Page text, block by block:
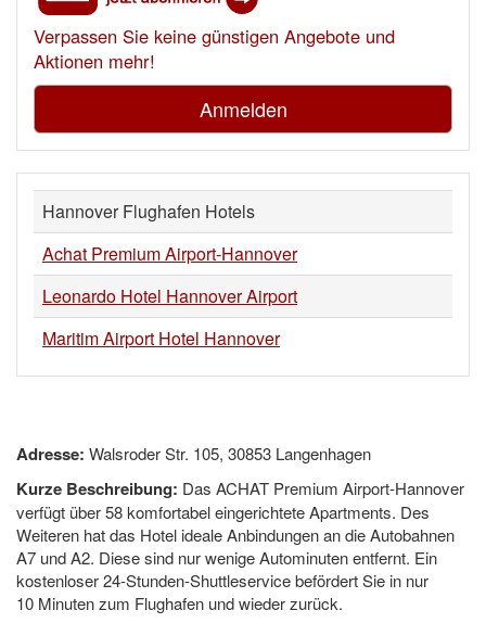
Verpassen Sie keine günstigen Angebote und
Aktionen mehr!
Anmelden
Hannover Flughafen Hotels
Achat Premium Airport-Hannover
Leonardo Hotel Hannover Airport
Maritim Airport Hotel Hannover
Adresse: Walsroder Str. 105, 30853 Langenhagen
Kurze Beschreibung: Das ACHAT Premium Airport-Hannover
verfügt über 58 komfortabel eingerichtete Apartments. Des
Weiteren hat das Hotel ideale Anbindungen an die Autobahnen
A7 und A2. Diese sind nur wenige Autominuten entfernt. Ein
kostenloser 24-Stunden-Shuttleservice befördert Sie in nur
10 Minuten zum Flughafen und wieder zurück.